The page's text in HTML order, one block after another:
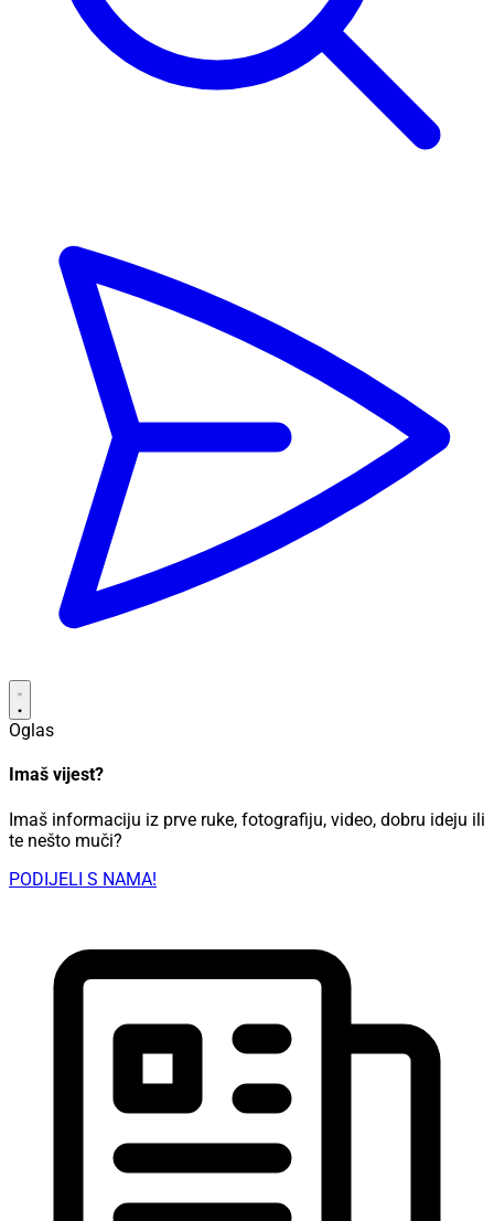
Oglas
Imaš vijest?
Imaš informaciju iz prve ruke, fotografiju, video, dobru ideju ili
te nešto muči?
PODIJELI S NAMA!